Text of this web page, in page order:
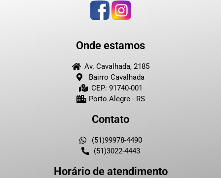
Onde estamos
Av. Cavalhada, 2185
Bairro Cavalhada
CEP: 91740-001
Porto Alegre - RS
Contato
(51)99978-4490
(51)3022-4443
Horário de atendimento